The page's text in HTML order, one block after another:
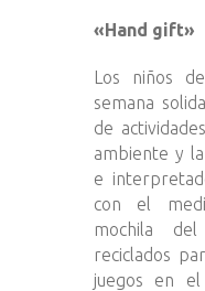
«Hand gift»
Los niños
semana
de
ambiente y
e
con el
mochila
reciclados
juegos en